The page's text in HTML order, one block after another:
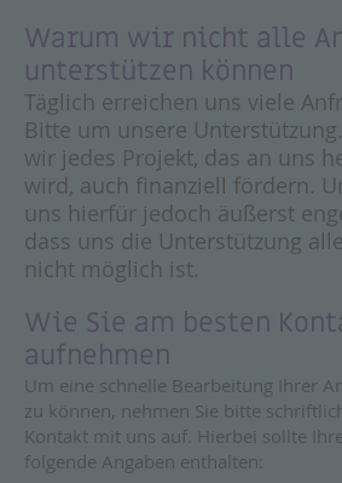
Warum wir nicht alle
unterstützen können
Täglich erreichen uns viele
Bitte um unsere
wir jedes Projekt, das an uns
wird, auch finanziell fördern.
uns hierfür jedoch äußerst
dass uns die Unterstützung
nicht möglich ist.
Wie Sie am besten
aufnehmen
Um eine schnelle Bearbeitung Ihrer
zu können, nehmen Sie bitte
Kontakt mit uns auf. Hierbei sollte
folgende Angaben enthalten: